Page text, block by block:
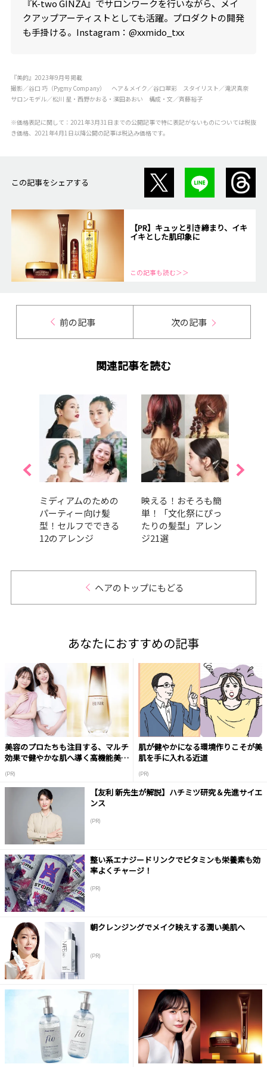
『K-two GINZA』でサロンワークを行いながら、メイ
クアップアーティストとしても活躍。プロダクトの開発
も手掛ける。Instagram：@xxmido_txx
『美的』2023年9月号掲載
撮影／谷口 巧（Pygmy Company） ヘア＆メイク／谷口翠彩 スタイリスト／滝沢真奈
サロンモデル／松川 星・西野かおる・濱田あおい 構成・文／斉藤裕子
※価格表記に関して：2021年3月31日までの公開記事で特に表記がないものについては税抜
き価格、2021年4月1日以降公開の記事は税込み価格です。
この記事をシェアする
【PR】キュッと引き締まり、イキ
イキとした肌印象に
この記事も読む＞＞
前の記事 次の記事
関連記事を読む
ミディアムのための
パーティー向け髪
型！セルフでできる
12のアレンジ
映える！おそろも簡
単！「文化祭にぴっ
たりの髪型」アレン
ジ21選
ヘアのトップにもどる
あなたにおすすめの記事
美容のプロたちも注目する、マルチ
効果で健やかな肌へ導く高機能美容
(PR)
肌が健やかになる環境作りこそが美
肌を手に入れる近道
(PR)
【友利 新先生が解説】ハチミツ研究＆先進サイエ
ンス
(PR)
整い系エナジードリンクでビタミンも栄養素も効
率よくチャージ！
(PR)
朝クレンジングでメイク映えする潤い美肌へ
(PR)